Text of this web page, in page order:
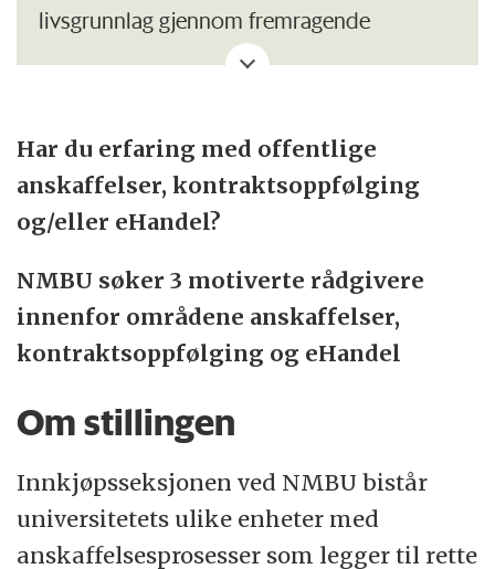
livsgrunnlag gjennom fremragende
forskning, utdanning, formidling og
forskningsbasert utdanning i et unikt
studentmiljø. Våre kandidater får med seg
høy kompetanse på tverrfaglig samarbeid
og er populære i arbeidsmarkedet.
forskningsmiljøer innen flere fag. Sammen
med våre partnere i samfunns- og
næringslivet bidrar vi til å løse noen av de
største samfunnsutfordringene i vår tid. Vi
satser på innovasjon, formidling og
entreprenørskap fordi vi mener disse
Har du erfaring med offentlige
anskaffelser, kontraktsoppfølging
og/eller eHandel?
NMBU søker 3 motiverte rådgivere
innenfor områdene anskaffelser,
kontraktsoppfølging og eHandel
Om stillingen
Innkjøpsseksjonen ved NMBU bistår
universitetets ulike enheter med
anskaffelsesprosesser som legger til rette